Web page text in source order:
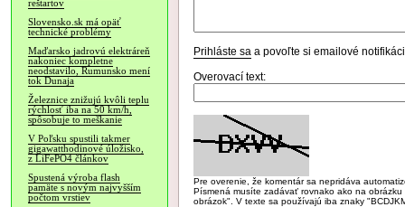
reštartov
Slovensko.sk má opäť
technické problémy
Maďarsko jadrovú elektráreň
nakoniec kompletne
neodstavilo, Rumunsko mení
tok Dunaja
Železnice znižujú kvôli teplu
rýchlosť iba na 50 km/h,
spôsobuje to meškanie
V Poľsku spustili takmer
gigawatthodinové úložisko,
z LiFePO4 článkov
Spustená výroba flash
pamäte s novým najvyšším
počtom vrstiev
Prihláste sa a povoľte si emailové
Overovací text:
Pre overenie, že komentár sa nepridáva
Písmená musíte zadávať rovnako ako na
obrázok". V texte sa používajú iba znaky